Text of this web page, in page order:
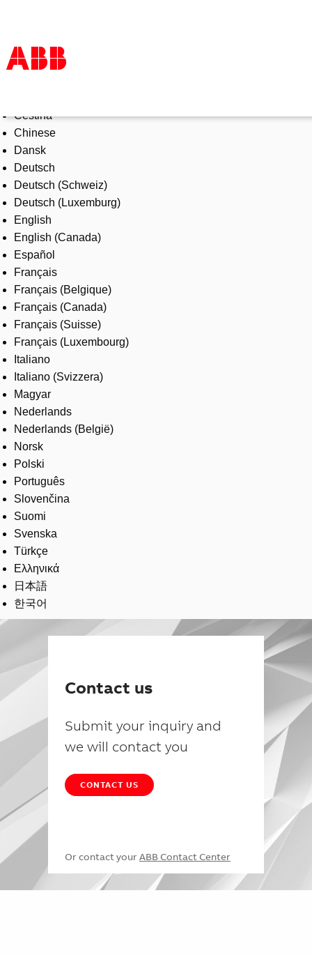
Products & Solutions
Industries
Services
About us
Where to buy
Contact us
Careers
Čeština
Chinese
Dansk
Deutsch
Deutsch (Schweiz)
Deutsch (Luxemburg)
English
English (Canada)
Español
Français
Français (Belgique)
Français (Canada)
Français (Suisse)
Français (Luxembourg)
Italiano
Italiano (Svizzera)
Magyar
Nederlands
Nederlands (België)
Norsk
Polski
Português
Slovenčina
Suomi
Svenska
Türkçe
Ελληνικά
日本語
한국어
Contact us
Submit your inquiry and
we will contact you
CONTACT US
Or contact your ABB Contact Center